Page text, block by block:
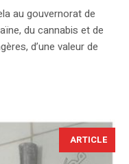
au gouvernorat de
du cannabis et de
d’une valeur de
ARTICLE